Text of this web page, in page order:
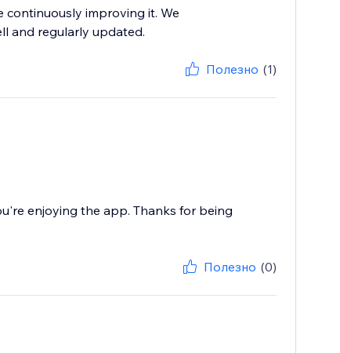
continuously improving it. We
and regularly updated.
Полезно (1)
enjoying the app. Thanks for being
Полезно (0)